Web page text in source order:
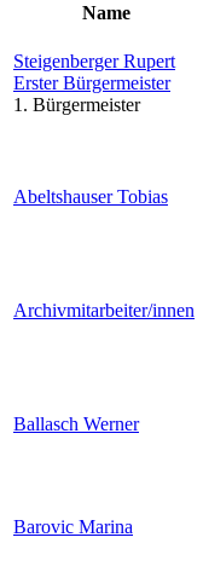
Name
Steigenberger Rupert
Erster Bürgermeister
1. Bürgermeister
Abeltshauser Tobias
Archivmitarbeiter/innen
Ballasch Werner
Barovic Marina